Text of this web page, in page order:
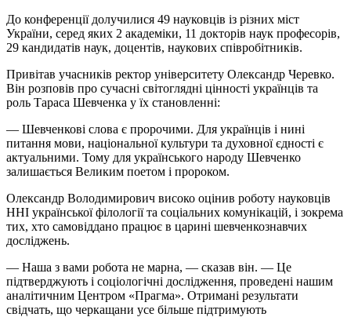
До конференції долучилися 49 науковців із різних міст
України, серед яких 2 академіки, 11 докторів наук професорів,
29 кандидатів наук, доцентів, наукових співробітників.
Привітав учасників ректор університету Олександр Черевко.
Він розповів про сучасні світоглядні цінності українців та
роль Тараса Шевченка у їх становленні:
— Шевченкові слова є пророчими. Для українців і нині
питання мови, національної культури та духовної єдності є
актуальними. Тому для українського народу Шевченко
залишається Великим поетом і пророком.
Олександр Володимирович високо оцінив роботу науковців
ННІ української філології та соціальних комунікацій, і зокрема
тих, хто самовіддано працює в царині шевченкознавчих
досліджень.
— Наша з вами робота не марна, — сказав він. — Це
підтверджують і соціологічні дослідження, проведені нашим
аналітичним Центром «Прагма». Отримані результати
свідчать, що черкащани усе більше підтримують